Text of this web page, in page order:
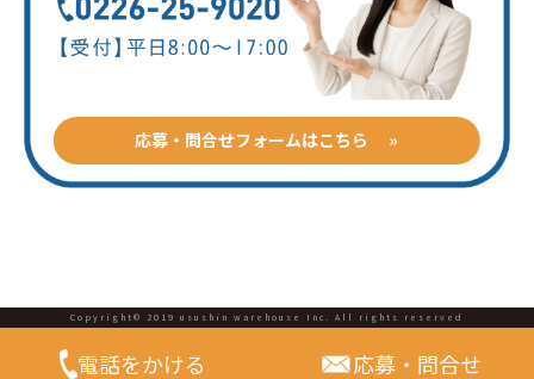
電話をかける 応募・問合せ
応募・問合せフォームはこちら »
Copyright© 2019 usushin warehouse Inc. All rights reserved